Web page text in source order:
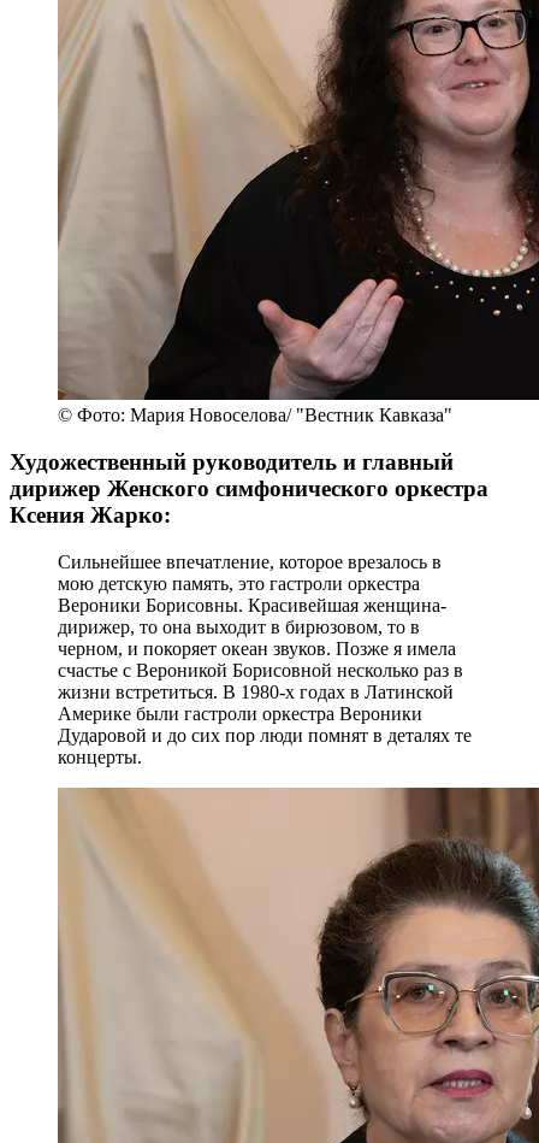
© Фото: Мария Новоселова/ "Вестник Кавказа"
Художественный руководитель и главный
дирижер Женского симфонического оркестра
Ксения Жарко:
Сильнейшее впечатление, которое врезалось в
мою детскую память, это гастроли оркестра
Вероники Борисовны. Красивейшая женщина-
дирижер, то она выходит в бирюзовом, то в
черном, и покоряет океан звуков. Позже я имела
счастье с Вероникой Борисовной несколько раз в
жизни встретиться. В 1980-х годах в Латинской
Америке были гастроли оркестра Вероники
Дударовой и до сих пор люди помнят в деталях те
концерты.